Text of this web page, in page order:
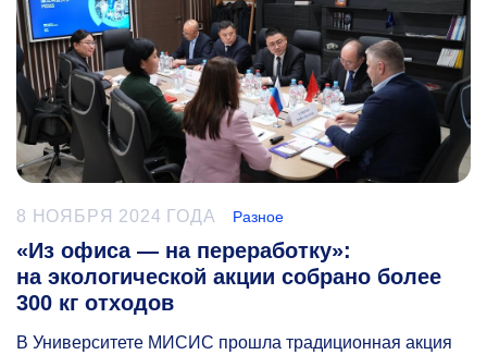
8 НОЯБРЯ 2024 ГОДА Разное
«Из офиса — на переработку»:
на экологической акции собрано более
300 кг отходов
В Университете МИСИС прошла традиционная акция